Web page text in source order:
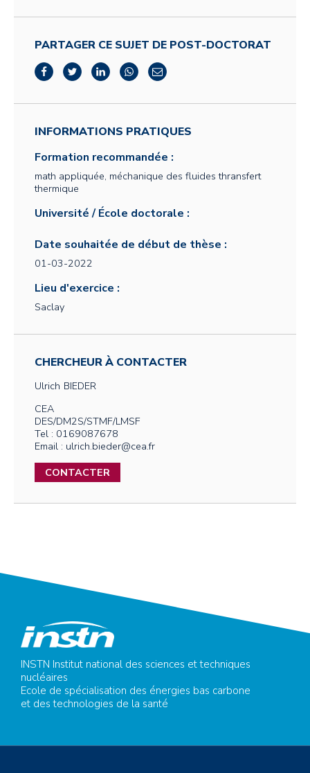
PARTAGER CE SUJET DE POST-DOCTORAT
INFORMATIONS PRATIQUES
Formation recommandée :
math appliquée, méchanique des fluides thransfert
thermique
Université / École doctorale :
Date souhaitée de début de thèse :
01-03-2022
Lieu d'exercice :
Saclay
CHERCHEUR À CONTACTER
Ulrich BIEDER
CEA
DES/DM2S/STMF/LMSF
Tel : 0169087678
Email : ulrich.bieder@cea.fr
CONTACTER
INSTN Institut national des sciences et techniques
nucléaires
Ecole de spécialisation des énergies bas carbone
et des technologies de la santé